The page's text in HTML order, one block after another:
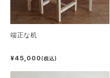
端正な机
¥45,000(税込)